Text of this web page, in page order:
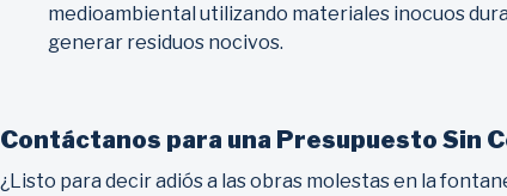
medioambiental utilizando materiales inocuos
generar residuos nocivos.
Contáctanos para una Presupuesto Sin
¿Listo para decir adiós a las obras molestas en la